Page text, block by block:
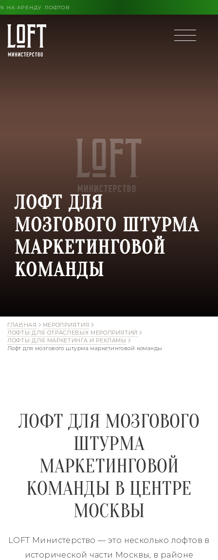
ЛЕТА ВЫГОДА ДО 30% НА АРЕНДУ ЛОФТОВ
ЛОФТ ДЛЯ
МОЗГОВОГО ШТУРМА
МАРКЕТИНГОВОЙ
КОМАНДЫ
ГЛАВНАЯ
МЕРОПРИЯТИЯ
ЛОФТЫ ДЛЯ ОТРАСЛЕВЫХ МЕРОПРИЯТИЙ
ЛОФТЫ ДЛЯ МАРКЕТИНГА И РЕКЛАМЫ
Лофт для мозгового штурма маркетинговой команды
ЛОФТ ДЛЯ МОЗГОВОГО
ШТУРМА
МАРКЕТИНГОВОЙ
КОМАНДЫ В ЦЕНТРЕ
МОСКВЫ
LOFT Министерство — это несколько лофтов в
исторической части Москвы, в районе